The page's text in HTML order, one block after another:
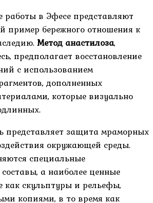
работы в Эфесе представляют
пример бережного отношения к
Метод анастилоза,
предполагает восстановление
с использованием
дополненных
которые визуально
представляет защита мраморных
окружающей среды.
специальные
а наиболее ценные
как скульптуры и рельефы,
копиями, в то время как